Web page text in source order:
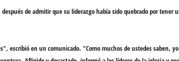
después de admitir quesu liderazgo había sido quebradopor tener
", escribió en un comunicado. "Como muchos de ustedes saben,